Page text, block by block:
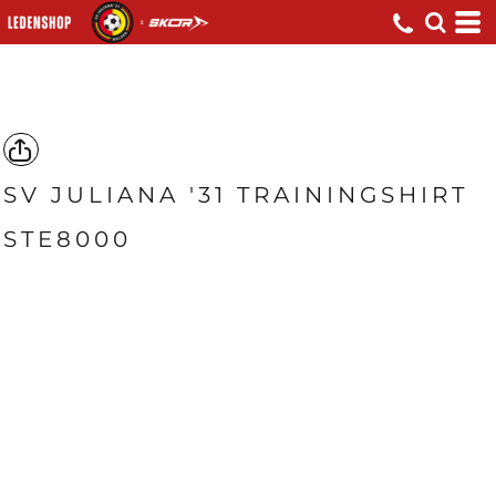
SV JULIANA '31 TRAININGSHIRT
STE8000